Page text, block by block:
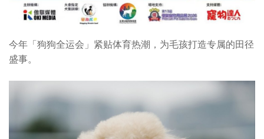
今年「狗狗全运会」紧贴体育热潮，为毛孩打造专属的田径
盛事。